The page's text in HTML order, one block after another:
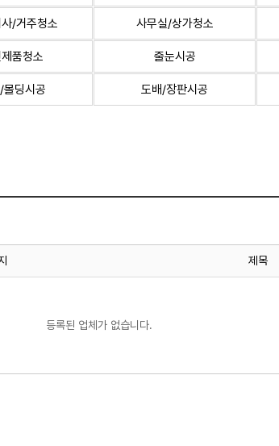
/거주청소 사무실/상가청소
품청소 줄눈시공
몰딩시공 도배/장판시공
제목
등록된 업체가 없습니다.